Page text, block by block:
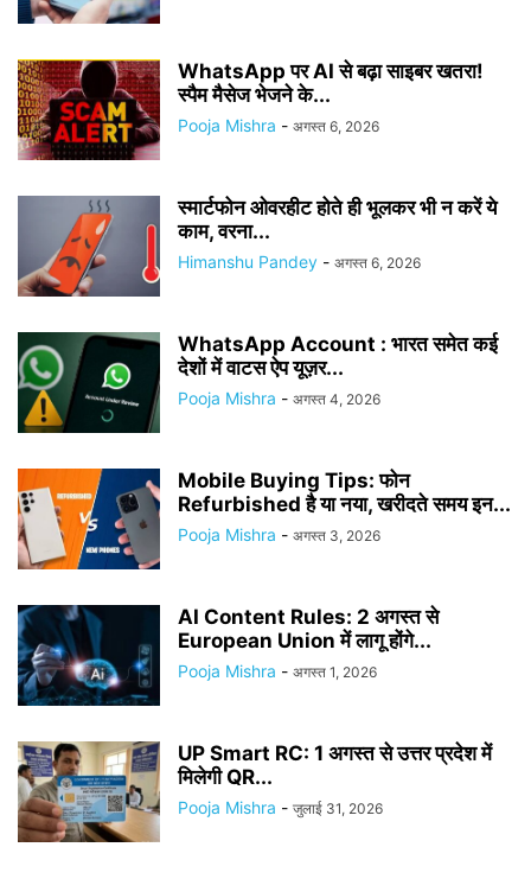
WhatsApp पर AI से बढ़ा साइबर खतरा!
स्पैम मैसेज भेजने के...
Pooja Mishra - अगस्त 6, 2026
स्मार्टफोन ओवरहीट होते ही भूलकर भी न करें ये
काम, वरना...
Himanshu Pandey - अगस्त 6, 2026
WhatsApp Account : भारत समेत कई
देशों में वाटस ऐप यूज़र...
Pooja Mishra - अगस्त 4, 2026
Mobile Buying Tips: फोन
Refurbished है या नया, खरीदते समय इन...
Pooja Mishra - अगस्त 3, 2026
AI Content Rules: 2 अगस्त से
European Union में लागू होंगे...
Pooja Mishra - अगस्त 1, 2026
UP Smart RC: 1 अगस्त से उत्तर प्रदेश में
मिलेगी QR...
Pooja Mishra - जुलाई 31, 2026